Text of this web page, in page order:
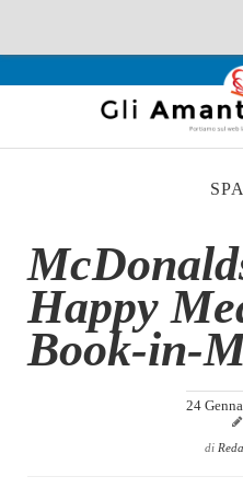
Recensioni
Interviste & Incontri
Chi siamo
Contatti
Eventi
Happy
Book-in-
24
di